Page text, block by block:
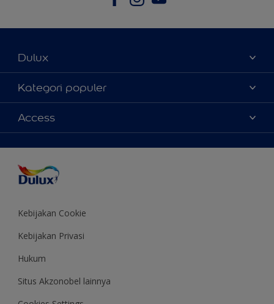
Dulux
Tentang Kami
Contact us
Temukan toko
Kategori populer
Warna
Produk
Inspirasi
Saran Mendekorasi
Colour of the Year
Access
Kebijakan Cookie
Kebijakan Privasi
Hukum
Situs Akzonobel lainnya